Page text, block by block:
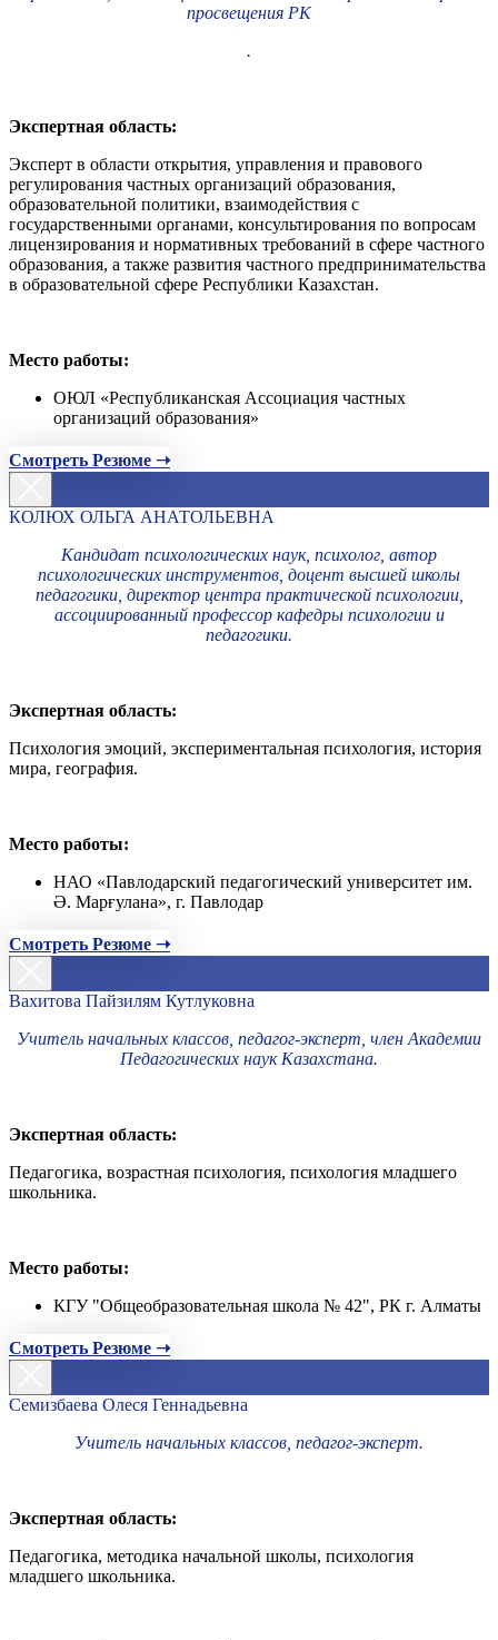
просвещения РК
.
Экспертная область:
Эксперт в области открытия, управления и правового
регулирования частных организаций образования,
образовательной политики, взаимодействия с
государственными органами, консультирования по вопросам
лицензирования и нормативных требований в сфере частного
образования, а также развития частного предпринимательства
в образовательной сфере Республики Казахстан.
Место работы:
ОЮЛ «Республиканская Ассоциация частных
организаций образования»
Смотреть Резюме ➝
КОЛЮХ ОЛЬГА АНАТОЛЬЕВНА
Кандидат психологических наук, психолог, автор
психологических инструментов, доцент высшей школы
педагогики, директор центра практической психологии,
ассоциированный профессор кафедры психологии и
педагогики.
Экспертная область:
Психология эмоций, экспериментальная психология, история
мира, география.
Место работы:
НАО «Павлодарский педагогический университет им.
Ә. Марғулана», г. Павлодар
Смотреть Резюме ➝
Вахитова Пайзилям Кутлуковна
Учитель начальных классов, педагог-эксперт, член Академии
Педагогических наук Казахстана.
Экспертная область:
Педагогика, возрастная психология, психология младшего
школьника.
Место работы:
КГУ "Общеобразовательная школа № 42", РК г. Алматы
Смотреть Резюме ➝
Семизбаева Олеся Геннадьевна
Учитель начальных классов, педагог-эксперт.
Экспертная область:
Педагогика, методика начальной школы, психология
младшего школьника.